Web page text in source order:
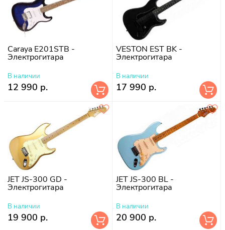
Caraya E201STB -
Электрогитара
В наличии
12 990 р.
VESTON EST BK -
Электрогитара
В наличии
17 990 р.
JET JS-300 GD -
Электрогитара
В наличии
19 900 р.
JET JS-300 BL -
Электрогитара
В наличии
20 900 р.